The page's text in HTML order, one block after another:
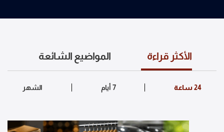
الأكثر قراءة المواضيع الشائعة